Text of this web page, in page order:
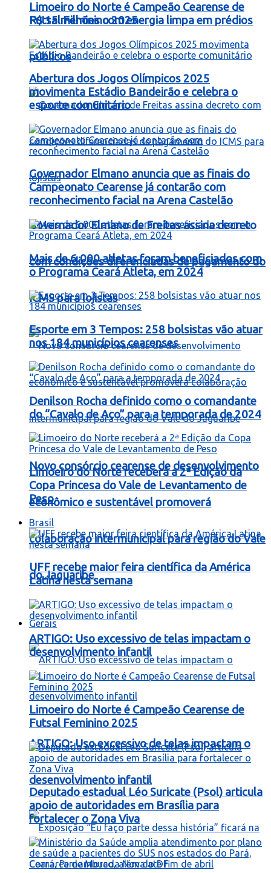
R$ 15 milhões com energia limpa em prédios
públicos
Governador Elmano de Freitas assina decreto
com condições diferenciadas de pagamento do
ICMS para lojistas
Novo consórcio cearense de desenvolvimento
econômico e sustentável promoverá
colaboração intermunicipal para região do Vale
do Jaguaribe
Gerais
ARTIGO: Uso excessivo de telas impactam o
desenvolvimento infantil
Limoeiro do Norte é Campeão Cearense de
Futsal Feminino 2025
Abertura dos Jogos Olímpicos 2025
movimenta Estádio Bandeirão e celebra o
esporte comunitário
Governador Elmano anuncia que as finais do
Campeonato Cearense já contarão com
reconhecimento facial na Arena Castelão
Mais de 6.000 atletas foram beneficiados com
o Programa Ceará Atleta, em 2024
Esporte em 3 Tempos: 258 bolsistas vão atuar
nos 184 municípios cearenses
Denilson Rocha definido como o comandante
do “Cavalo de Aço” para a temporada de 2024
Limoeiro do Norte receberá a 2ª Edição da
Copa Princesa do Vale de Levantamento de
Peso
Brasil
UFF recebe maior feira científica da América
Latina nesta semana
ARTIGO: Uso excessivo de telas impactam o
desenvolvimento infantil
Limoeiro do Norte é Campeão Cearense de
Futsal Feminino 2025
Deputado estadual Léo Suricate (Psol) articula
apoio de autoridades em Brasília para
fortalecer o Zona Viva